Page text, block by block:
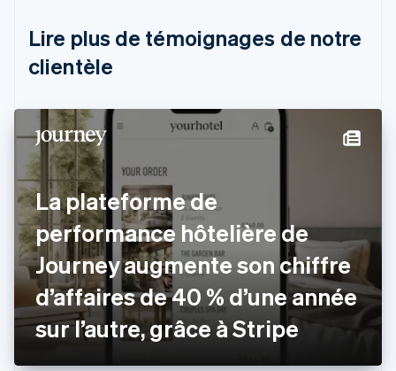
Lire plus de témoignages de notre
clientèle
La plateforme de
performance hôtelière de
Journey augmente son chiffre
d’affaires de 40 % d’une année
sur l’autre, grâce à Stripe
Brésil
PortuguêsEnglish
Bulgarie
EnglishFrançais
Chine continentale
简体中文 English
Chypre
English
Croatie
English Italiano
Danemark
English
Émirats arabes unis
English
Espagne
EspañolEnglish